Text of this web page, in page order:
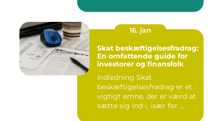
16. jan
Skat beskæftigelsesfradrag:
En omfattende guide for
investorer og finansfolk
Indledning Skat
beskæftigelsesfradrag er et
vigtigt emne, der er værd at
sætte sig ind i, især for ...